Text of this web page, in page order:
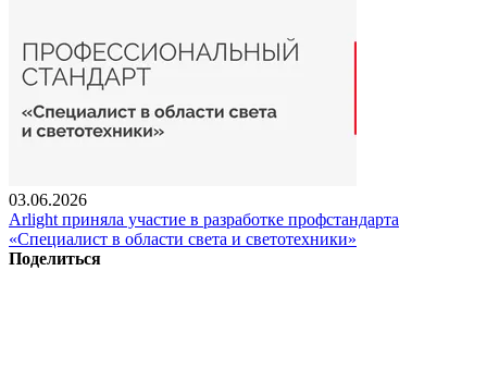
03.06.2026
Arlight приняла участие в разработке профстандарта
«Специалист в области света и светотехники»
Поделиться